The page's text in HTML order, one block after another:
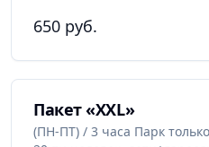
650 руб.
Пакет «XXL»
(ПН-ПТ) / 3 часа Парк